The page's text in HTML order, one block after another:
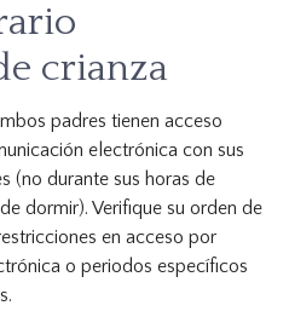
crianza
padres tienen acceso
electrónica con sus
(no durante sus horas de
dormir). Verifique su orden de
en acceso por
o periodos específicos